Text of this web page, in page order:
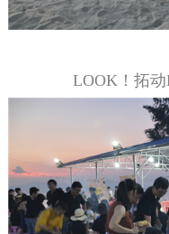
LOOK！拓